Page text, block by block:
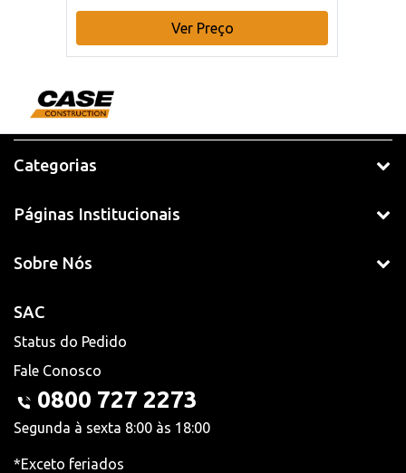
Ver Preço
Categorias
Páginas Institucionais
Sobre Nós
SAC
Status do Pedido
Fale Conosco
0800 727 2273
Segunda à sexta 8:00 às 18:00
*Exceto feriados